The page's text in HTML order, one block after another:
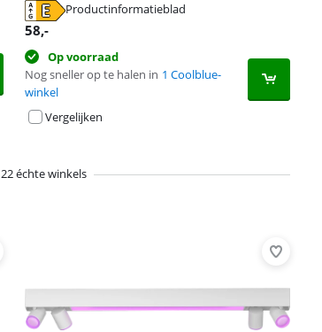
Productinformatieblad
58,-
Op voorraad
Nog sneller op te halen in 1 Coolblue-
winkel
Vergelijken
22 échte winkels